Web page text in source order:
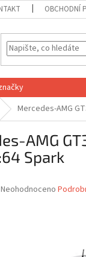
OBCHODNÍ
Mercedes-AMG
AMG
Spark
Průměrné
Neohodnoceno